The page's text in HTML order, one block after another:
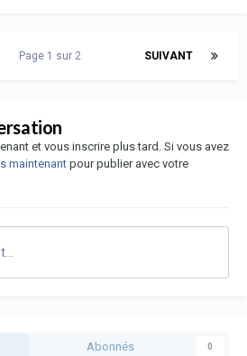
SUIVANT
Page 1 sur 2
et vous inscrire plus tard. Si vous avez
maintenantpour publier avec votre
Abonnés 0